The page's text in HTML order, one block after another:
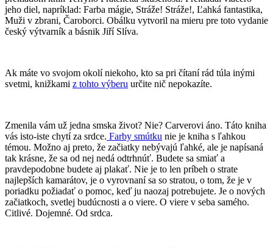
jeho diel, napríklad: Farba mágie, Stráže! Stráže!, Ľahká fantastika,
Muži v zbrani, Čaroborci. Obálku vytvoril na mieru pre toto vydanie
český výtvarník a básnik Jiří Slíva.
Ak máte vo svojom okolí niekoho, kto sa pri čítaní rád túla inými
svetmi, knižkami z tohto výberu určite nič nepokazíte.
Zmenila vám už jedna smska život? Nie? Carverovi áno. Táto kniha
vás isto-iste chytí za srdce. Farby smútku nie je kniha s ľahkou
témou. Možno aj preto, že začiatky nebývajú ľahké, ale je napísaná
tak krásne, že sa od nej nedá odtrhnúť. Budete sa smiať a
pravdepodobne budete aj plakať. Nie je to len príbeh o strate
najlepších kamarátov, je o vyrovnaní sa so stratou, o tom, že je v
poriadku požiadať o pomoc, keď ju naozaj potrebujete. Je o nových
začiatkoch, svetlej budúcnosti a o viere. O viere v seba samého.
Citlivé. Dojemné. Od srdca.